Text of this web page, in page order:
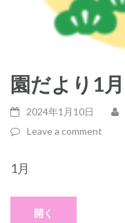
園だより1月
2024年1月10日
Leave a comment
1月
開く